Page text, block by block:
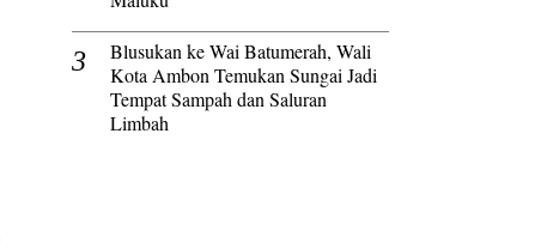
Blusukan ke Wai Batumerah, Wali
Kota Ambon Temukan Sungai Jadi
Tempat Sampah dan Saluran
Limbah